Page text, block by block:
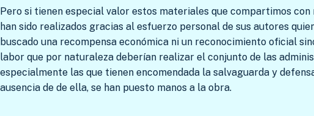
Pero si tienen especial valor estos materiales que compartimos
han sido realizados gracias al esfuerzo personal de sus autores
buscado una recompensa económica ni un reconocimiento oficial
labor que por naturaleza deberían realizar el conjunto de las
especialmente las que tienen encomendada la salvaguarda y
ausencia de de ella, se han puesto manos a la obra.